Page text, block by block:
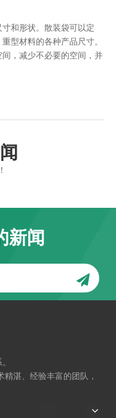
和形状。散装袋可以定
型材料的各种产品尺寸。
，减少不必要的空间，并
新闻
湛、经验丰富的团队，